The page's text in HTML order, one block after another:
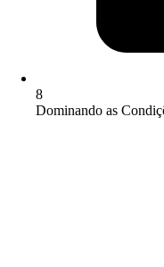
8
Dominando as